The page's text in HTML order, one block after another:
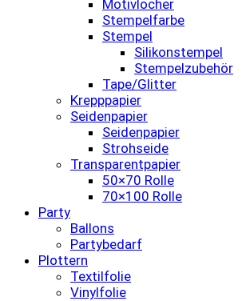
Motivlocher
Stempelfarbe
Stempel
Silikonstempel
Stempelzubehör
Tape/Glitter
Krepppapier
Seidenpapier
Seidenpapier
Strohseide
Transparentpapier
50×70 Rolle
70×100 Rolle
Party
Ballons
Partybedarf
Plottern
Textilfolie
Vinylfolie